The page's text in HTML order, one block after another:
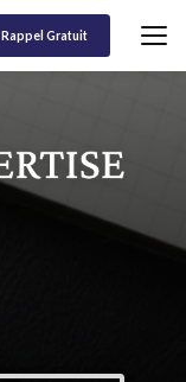
Rappel Gratuit